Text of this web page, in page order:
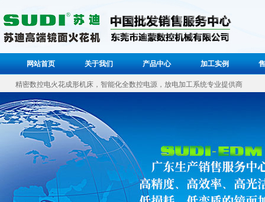
网站首页 关于我们 产品中心 加工实例
精密数控电火花成形机床，智能化全数控电源，放电加工系统专业提供商